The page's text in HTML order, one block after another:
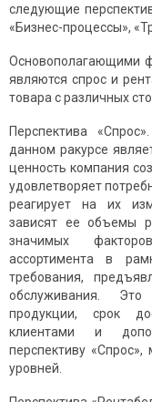
следующие
«Бизнес-процессы»,
Основополагающими
являются спрос и
товара с различных
Перспектива
данном ракурсе
ценность компания
удовлетворяет
реагирует на их
зависят ее объемы
значимых
ассортимента в
требования,
обслуживания. Это
продукции, срок
клиентами и
перспективу
уровней.